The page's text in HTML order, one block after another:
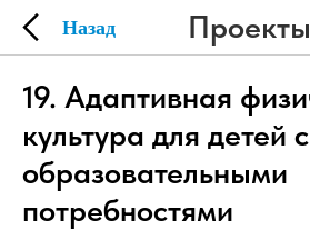
Проекты
19. Адаптивная
культура для детей
образовательными
потребностями